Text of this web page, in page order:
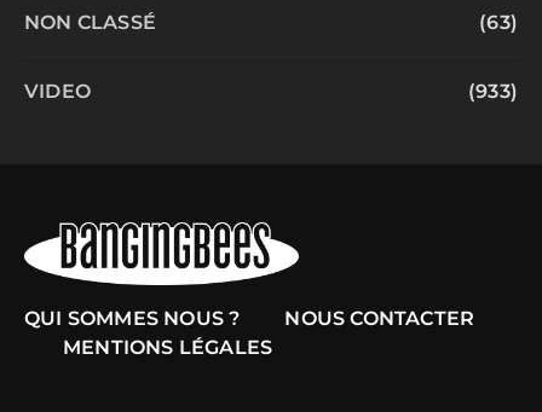
NON CLASSÉ (63)
VIDEO (933)
QUI SOMMES NOUS ?
NOUS CONTACTER
MENTIONS LÉGALES